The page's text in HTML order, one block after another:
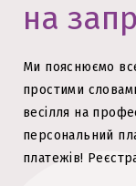
на
Ми пояснюємо
простими
весілля на
персональний
платежів!